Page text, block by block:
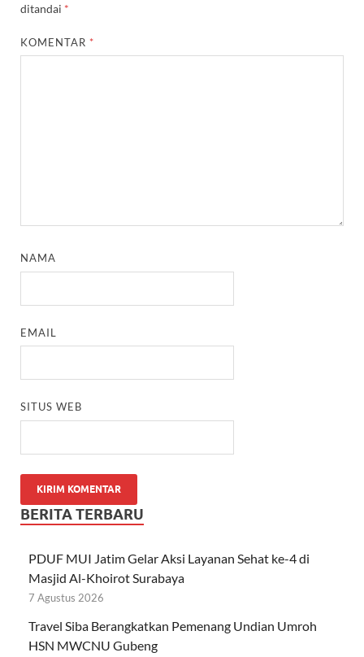
ditandai *
KOMENTAR *
NAMA
EMAIL
SITUS WEB
BERITA TERBARU
PDUF MUI Jatim Gelar Aksi Layanan Sehat ke-4 di
Masjid Al-Khoirot Surabaya
7 Agustus 2026
Travel Siba Berangkatkan Pemenang Undian Umroh
HSN MWCNU Gubeng